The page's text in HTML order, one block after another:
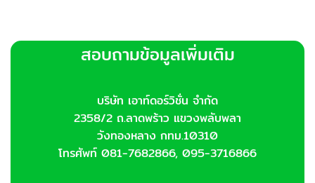
options
may
the
product
page
สอบถามข้อมูลเพิ่มเติม
บริษัท เอาท์ดอร์วิชั่น จำกัด
2358/2 ถ.ลาดพร้าว แขวงพลับพลา
วังทองหลาง กทม.10310
โทรศัพท์ 081-7682866, 095-3716866